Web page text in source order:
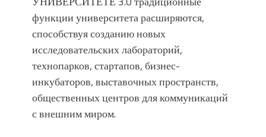
функции университета расширяются,
способствуя созданию новых
исследовательских лабораторий,
технопарков, стартапов, бизнес-
инкубаторов, выставочных пространств,
общественных центров для коммуникаций
с внешним миром.